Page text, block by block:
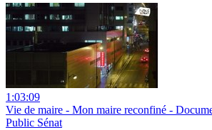
1:03:09
Vie de maire - Mon maire reconfiné -
Public Sénat